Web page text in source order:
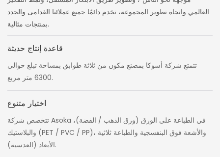
العالمي واتجاه تطوير المجموعة، تخدم دائمًا جميع عملائنا القدامى والجدد
بمنتجات مثالية.
قاعدة إنتاج حديثة
تتمتع شركة أسوكا بمصنع مكون من ثلاثة طوابق بمساحة تبلغ حوالي
6300 متر مربع.
اختيار متنوع
تتخصص شركة Asoka في الطباعة على الورق (ورق الذهب / الفضة)،
والبلاستيك (PET / PVC / PP)، والأشعة فوق البنفسجية والطباعة ثلاثية
الأبعاد (العدسية).